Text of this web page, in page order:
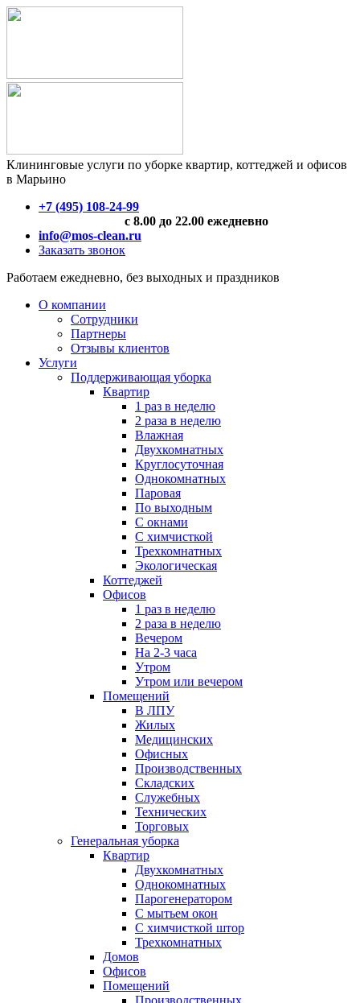
Клининговые услуги по уборке квартир, коттеджей и офисов
в Марьино
+7 (495) 108-24-99
с 8.00 до 22.00 ежедневно
info@mos-clean.ru
Заказать звонок
Работаем ежедневно, без выходных и праздников
О компании
Сотрудники
Партнеры
Отзывы клиентов
Услуги
Поддерживающая уборка
Квартир
1 раз в неделю
2 раза в неделю
Влажная
Двухкомнатных
Круглосуточная
Однокомнатных
Паровая
По выходным
С окнами
С химчисткой
Трехкомнатных
Экологическая
Коттеджей
Офисов
1 раз в неделю
2 раза в неделю
Вечером
На 2-3 часа
Утром
Утром или вечером
Помещений
В ЛПУ
Жилых
Медицинских
Офисных
Производственных
Складских
Служебных
Технических
Торговых
Генеральная уборка
Квартир
Двухкомнатных
Однокомнатных
Парогенератором
С мытьем окон
С химчисткой штор
Трехкомнатных
Домов
Офисов
Помещений
Производственных